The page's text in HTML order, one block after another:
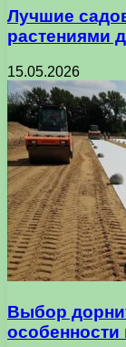
Лучшие
растениями
15.05.2026
Выбор
особенности